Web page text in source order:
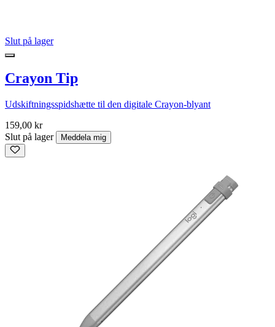
Slut på lager
Crayon Tip
Udskiftningsspidshætte til den digitale Crayon-blyant
159,00 kr
Slut på lager
Meddela mig